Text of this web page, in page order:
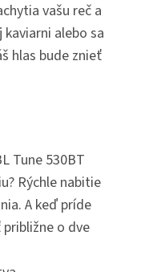
vašu reč a
alebo sa
hlas bude znieť
Tune 530BT
Rýchle nabitie
A keď príde
o dve